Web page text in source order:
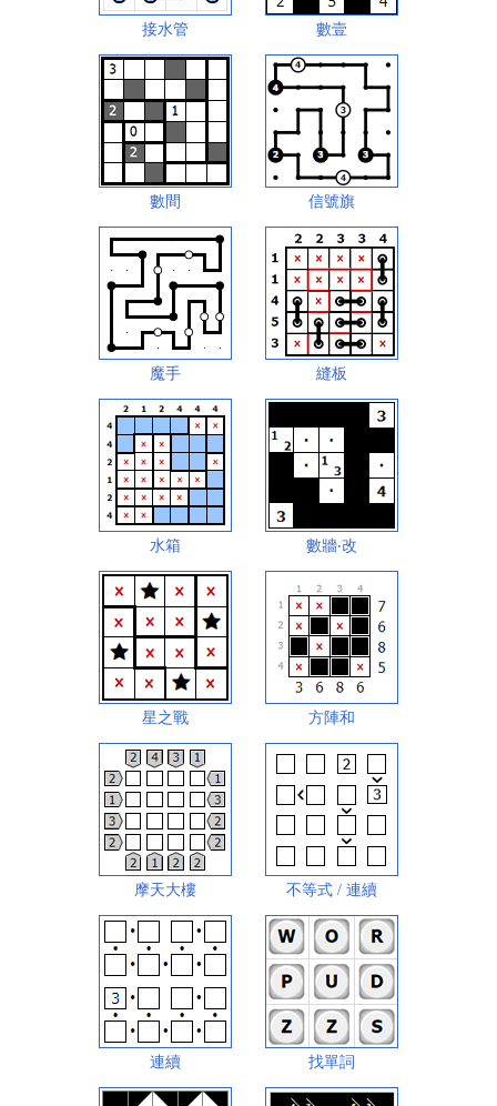
接水管 數壹
數間 信號旗
魔手 縫板
水箱 數牆‧改
星之戰 方陣和
摩天大樓 不等式 / 連續
連續 找單詞